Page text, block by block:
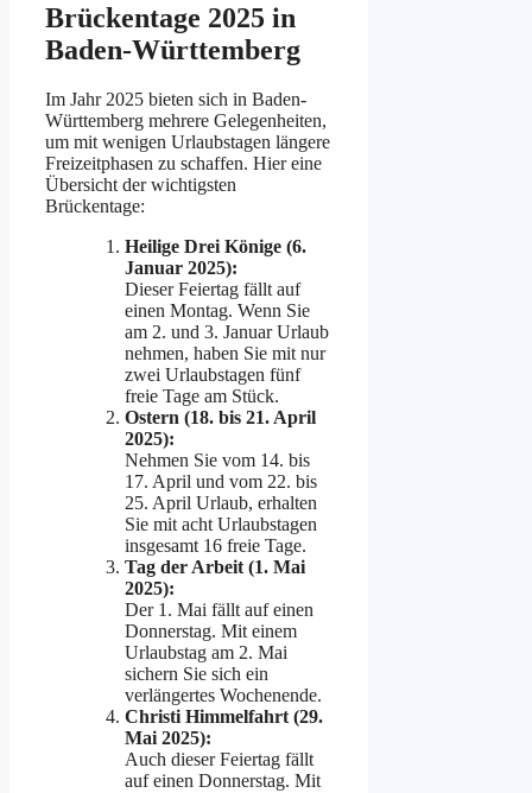
Brückentage 2025 in
Baden-Württemberg
Im Jahr 2025 bieten sich in Baden-
Württemberg mehrere Gelegenheiten,
um mit wenigen Urlaubstagen längere
Freizeitphasen zu schaffen. Hier eine
Übersicht der wichtigsten
Brückentage:
Heilige Drei Könige (6.
Januar 2025):
Dieser Feiertag fällt auf
einen Montag. Wenn Sie
am 2. und 3. Januar Urlaub
nehmen, haben Sie mit nur
zwei Urlaubstagen fünf
freie Tage am Stück.
Ostern (18. bis 21. April
2025):
Nehmen Sie vom 14. bis
17. April und vom 22. bis
25. April Urlaub, erhalten
Sie mit acht Urlaubstagen
insgesamt 16 freie Tage.
Tag der Arbeit (1. Mai
2025):
Der 1. Mai fällt auf einen
Donnerstag. Mit einem
Urlaubstag am 2. Mai
sichern Sie sich ein
verlängertes Wochenende.
Christi Himmelfahrt (29.
Mai 2025):
Auch dieser Feiertag fällt
auf einen Donnerstag. Mit